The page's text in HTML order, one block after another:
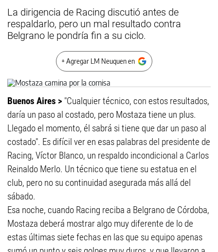
La dirigencia de Racing discutió antes de
respaldarlo, pero un mal resultado contra
Belgrano le pondría fin a su ciclo.
+ Agregar LM Neuquen en
Buenos Aires > "Cualquier técnico, con estos resultados,
daría un paso al costado, pero Mostaza tiene un plus.
Llegado el momento, él sabrá si tiene que dar un paso al
costado". Es difícil ver en esas palabras del presidente de
Racing, Víctor Blanco, un respaldo incondicional a Carlos
Reinaldo Merlo. Un técnico que tiene su estatua en el
club, pero no su continuidad asegurada más allá del
sábado.
Esa noche, cuando Racing reciba a Belgrano de Córdoba,
Mostaza deberá mostrar algo muy diferente de lo de
estas últimas siete fechas en las que su equipo apenas